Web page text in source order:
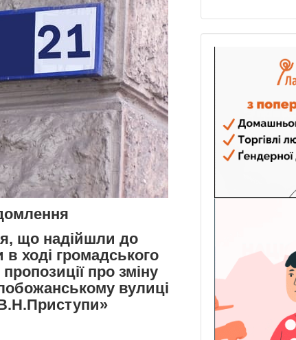
що надійшли до
ході громадського
про зміну
вулиці